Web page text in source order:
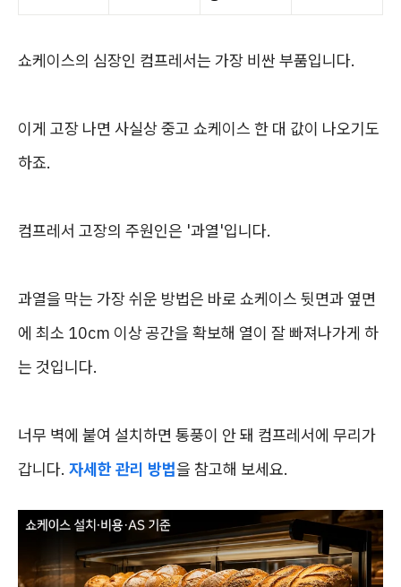
쇼케이스의 심장인 컴프레서는 가장 비싼 부품입니다.
이게 고장 나면 사실상 중고 쇼케이스 한 대 값이 나오기도
하죠.
컴프레서 고장의 주원인은 '과열'입니다.
과열을 막는 가장 쉬운 방법은 바로 쇼케이스 뒷면과 옆면
에 최소 10cm 이상 공간을 확보해 열이 잘 빠져나가게 하
는 것입니다.
너무 벽에 붙여 설치하면 통풍이 안 돼 컴프레서에 무리가
갑니다. 자세한 관리 방법을 참고해 보세요.